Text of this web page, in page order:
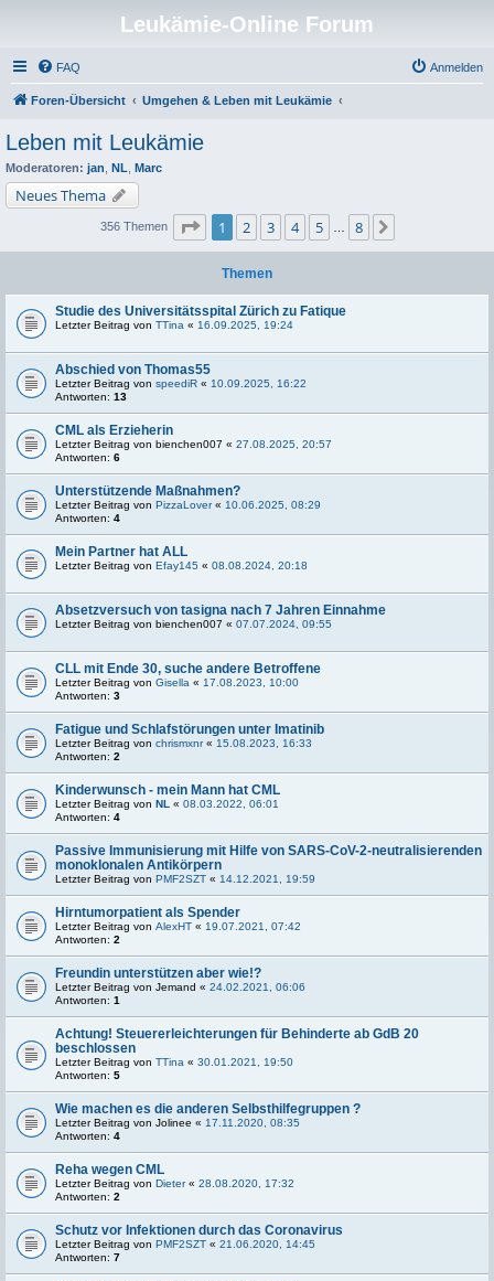
Leukämie-Online Forum
FAQ Anmelden
Foren-Übersicht Umgehen & Leben mit Leukämie
Leben mit Leukämie
Moderatoren: jan NL Marc
Neues Thema
356 Themen Seite von
1 2 3 4 5 8
Themen
Studie des Universitätsspital Zürich zu Fatique
Letzter Beitrag von TTina « 16.09.2025, 19:24
Abschied von Thomas55
Letzter Beitrag von speediR « 10.09.2025, 16:22
Antworten: 13
CML als Erzieherin
Letzter Beitrag von bienchen007 « 27.08.2025, 20:57
Antworten: 6
Unterstützende Maßnahmen?
Letzter Beitrag von PizzaLover« 10.06.2025, 08:29
Antworten: 4
Mein Partner hat ALL
Letzter Beitrag von Efay145 « 08.08.2024, 20:18
Absetzversuch von tasigna nach 7 Jahren Einnahme
Letzter Beitrag von bienchen007 « 07.07.2024, 09:55
CLL mit Ende 30, suche andere Betroffene
Letzter Beitrag von Gisella « 17.08.2023, 10:00
Antworten: 3
Fatigue und Schlafstörungen unter Imatinib
Letzter Beitrag von chrismxnr« 15.08.2023, 16:33
Antworten: 2
Kinderwunsch - mein Mann hat CML
Letzter Beitrag von NL « 08.03.2022, 06:01
Antworten: 4
Passive Immunisierung mit Hilfe von SARS-CoV-2-neutralisierenden
monoklonalen Antikörpern
Letzter Beitrag von PMF2SZT « 14.12.2021, 19:59
Hirntumorpatient als Spender
Letzter Beitrag von AlexHT « 19.07.2021, 07:42
Antworten: 2
Freundin unterstützen aber wie!?
Letzter Beitrag von Jemand « 24.02.2021, 06:06
Antworten: 1
Achtung! Steuererleichterungen für Behinderte ab GdB 20
beschlossen
Letzter Beitrag von TTina « 30.01.2021, 19:50
Antworten: 5
Wie machen es die anderen Selbsthilfegruppen ?
Letzter Beitrag von Jolinee « 17.11.2020, 08:35
Antworten: 4
Reha wegen CML
Letzter Beitrag von Dieter« 28.08.2020, 17:32
Antworten: 2
Schutz vor Infektionen durch das Coronavirus
Letzter Beitrag von PMF2SZT « 21.06.2020, 14:45
Antworten: 7